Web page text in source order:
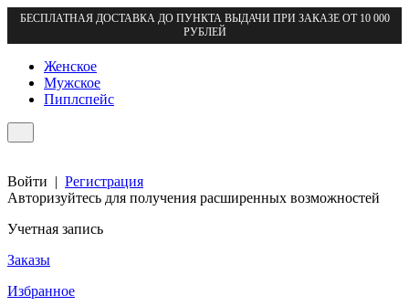
БЕСПЛАТНАЯ ДОСТАВКА ДО ПУНКТА ВЫДАЧИ ПРИ ЗАКАЗЕ ОТ 10 000
РУБЛЕЙ
Женское
Мужское
Пиплспейс
Войти | Регистрация
Авторизуйтесь для получения расширенных возможностей
Учетная запись
Заказы
Избранное